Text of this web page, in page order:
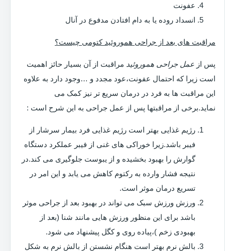
عفونت
انسداد روده یا به دام افتادن مدفوع در آنال
مراقبت های بعد از جراحی هموروئید کتومی چیست؟
پس از عمل جراحی هموروئید مراقبت از آن بسیار حائز اهمیت
است زیرا که احتمال عفونت،عود مجدد و …وجود دارد به علاوه
این مراقبت ها به فرد در درمان سریع تر نیز کمک می
نماید.برخی از مراقبتها پس از عمل جراحی به این شرح است :
رژیم غذایی بهتر است رژیم غذایی فرد بیمار سرشار از
فیبر باشد.زیرا خوراکی های غنی از فیبر عملکرد دستگاه
گوارش را بهبود بخشیده و از یبوست جلوگیری می کند.در
نتیجه فشار وارده به رکتوم کاهش می یابد و این امر در
تسریع درمان موثر است.
ورزش ورزش سبک می تواند در بهبود بعد از جراحی موثر
باشد برای این منظور ورزش هایی مانند شنا (بعد از
بهبودی زخم )،پیاده روی و کگل پیشنهاد می شود.
بالش نرم بهتر است هنگام نشستن از بالش نرم به شکل